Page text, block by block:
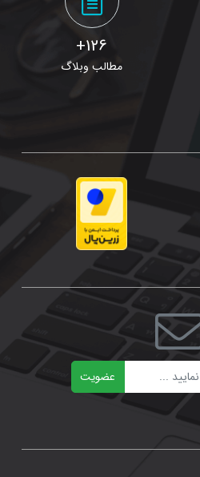
126+
مطالب وبلاگ
عضویت